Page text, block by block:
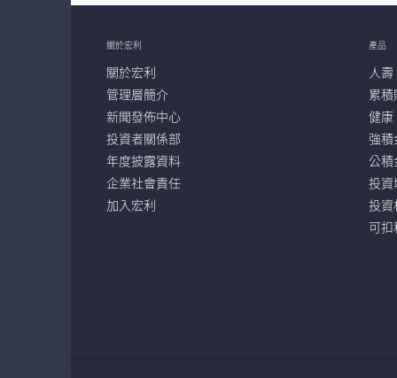
關於宏利
關於宏利
管理層簡介
新聞發佈中心
投資者關係部
年度披露資料
企業社會責任
加入宏利
產品
人壽
累
健康
強積
公積
投資
投資
可